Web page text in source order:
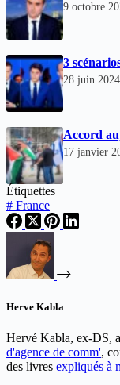
9 octobre
3
28 juin 2024
Accord
17 janvier
Étiquettes
# France
Herve Kabla
Hervé Kabla, ex-DS,
d'agence de comm',
des livres expliqués à